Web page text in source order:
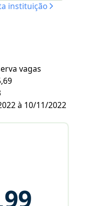
instituição
vagas
à 10/11/2022